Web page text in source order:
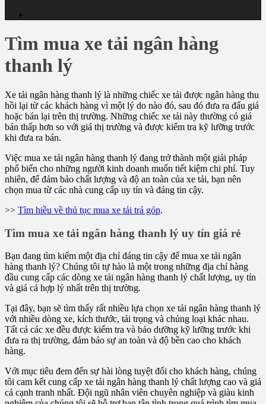
Tìm mua xe tải ngân hàng
thanh lý
Xe tải ngân hàng thanh lý là những chiếc xe tải được ngân hàng thu
hồi lại từ các khách hàng vì một lý do nào đó, sau đó đưa ra đấu giá
hoặc bán lại trên thị trường. Những chiếc xe tải này thường có giá
bán thấp hơn so với giá thị trường và được kiểm tra kỹ lưỡng trước
khi đưa ra bán.
Việc mua xe tải ngân hàng thanh lý đang trở thành một giải pháp
phổ biến cho những người kinh doanh muốn tiết kiệm chi phí. Tuy
nhiên, để đảm bảo chất lượng và độ an toàn của xe tải, bạn nên
chọn mua từ các nhà cung cấp uy tín và đáng tin cậy.
>> Tìm hiều về thủ tục mua xe tải trả góp.
Tìm mua xe tải ngân hàng thanh lý uy tín giá rẻ
Bạn đang tìm kiếm một địa chỉ đáng tin cậy để mua xe tải ngân
hàng thanh lý? Chúng tôi tự hào là một trong những địa chỉ hàng
đầu cung cấp các dòng xe tải ngân hàng thanh lý chất lượng, uy tín
và giá cả hợp lý nhất trên thị trường.
Tại đây, bạn sẽ tìm thấy rất nhiều lựa chọn xe tải ngân hàng thanh lý
với nhiều dòng xe, kích thước, tải trọng và chủng loại khác nhau.
Tất cả các xe đều được kiểm tra và bảo dưỡng kỹ lưỡng trước khi
đưa ra thị trường, đảm bảo sự an toàn và độ bền cao cho khách
hàng.
Với mục tiêu đem đến sự hài lòng tuyệt đối cho khách hàng, chúng
tôi cam kết cung cấp xe tải ngân hàng thanh lý chất lượng cao và giá
cả cạnh tranh nhất. Đội ngũ nhân viên chuyên nghiệp và giàu kinh